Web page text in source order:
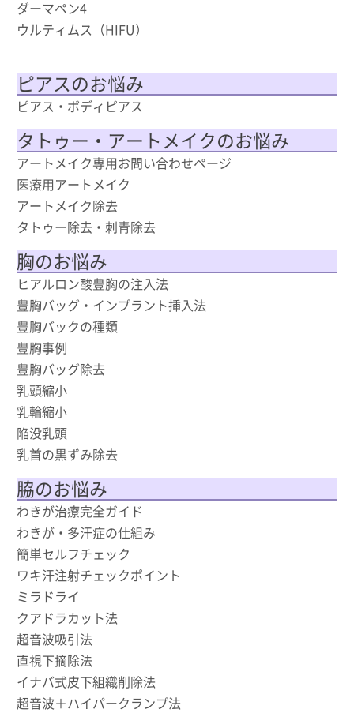
ダーマペン4
ウルティムス（HIFU）
ピアスのお悩み
ピアス・ボディピアス
タトゥー・アートメイクのお悩み
アートメイク専用お問い合わせページ
医療用アートメイク
アートメイク除去
タトゥー除去・刺青除去
胸のお悩み
ヒアルロン酸豊胸の注入法
豊胸バッグ・インプラント挿入法
豊胸バックの種類
豊胸事例
豊胸バッグ除去
乳頭縮小
乳輪縮小
陥没乳頭
乳首の黒ずみ除去
脇のお悩み
わきが治療完全ガイド
わきが・多汗症の仕組み
簡単セルフチェック
ワキ汗注射チェックポイント
ミラドライ
クアドラカット法
超音波吸引法
直視下摘除法
イナバ式皮下組織削除法
超音波＋ハイパークランプ法